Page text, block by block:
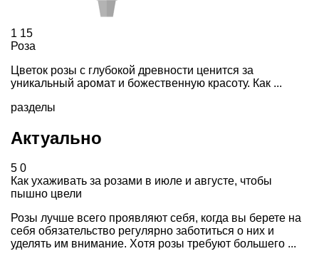
1 15
Роза
Цветок розы с глубокой древности ценится за
уникальный аромат и божественную красоту. Как ...
разделы
Актуально
5 0
Как ухаживать за розами в июле и августе, чтобы
пышно цвели
Розы лучше всего проявляют себя, когда вы берете на
себя обязательство регулярно заботиться о них и
уделять им внимание. Хотя розы требуют большего ...